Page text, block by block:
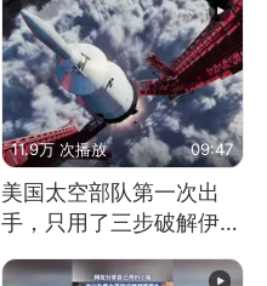
11.9万 次播放 09:47
美国太空部队第一次出
手，只用了三步破解伊朗